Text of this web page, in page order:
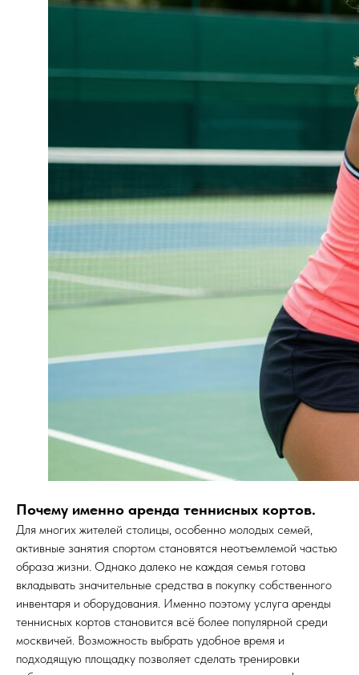
Почему именно аренда теннисных кортов.
Для многих жителей столицы, особенно молодых семей,
активные занятия спортом становятся неотъемлемой частью
образа жизни. Однако далеко не каждая семья готова
вкладывать значительные средства в покупку собственного
инвентаря и оборудования. Именно поэтому услуга аренды
теннисных кортов становится всё более популярной среди
москвичей. Возможность выбрать удобное время и
подходящую площадку позволяет сделать тренировки